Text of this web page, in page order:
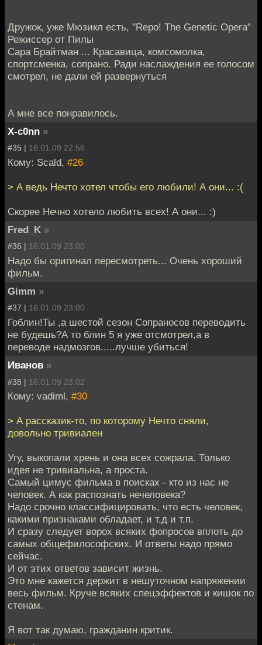
Дружок, уже Мюзикл есть, "Repo! The Genetic Opera"
Режиссер от Пилы
Сара Брайтман ... Красавица, комсомолка,
спортсменка, сопрано. Ради наслаждения ее голосом
смотрел, не дали ей развернуться
А мне все понравилось.
X-c0nn »
#35 | 16.01.09 22:56
Кому: Scald, #26
> А ведь Нечто хотел чтобы его любили! А они... :(
Скорее Нечно хотело любить всех! А они... :)
Fred_K »
#36 | 16.01.09 23:00
Надо бы оригинал пересмотреть... Очень хороший
фильм.
Gimm »
#37 | 16.01.09 23:00
Гоблин!Ты ,а шестой сезон Сопраносов переводить
не будешь?А то блин 5 я уже отсмотрел,а в
переводе надмозгов.....лучше убиться!
Иванов »
#38 | 16.01.09 23:02
Кому: vadiml, #30
> А рассказик-то, по которому Нечто сняли,
довольно тривиален
Угу, выкопали хрень и она всех сожрала. Только
идея не тривиальна, а проста.
Самый цимус фильма в поисках - кто из нас не
человек. А как распознать нечеловека?
Надо срочно классифицировать, что есть человек,
какими признаками обладает, и т.д и т.п.
И сразу следует ворох всяких фопросов вплоть до
самых общефилософских. И ответы надо прямо
сейчас.
И от этих ответов зависит жизнь.
Это мне кажется держит в нешуточном напряжении
весь фильм. Круче всяких спецэффектов и кишок по
стенам.
Я вот так думаю, гражданин критик.